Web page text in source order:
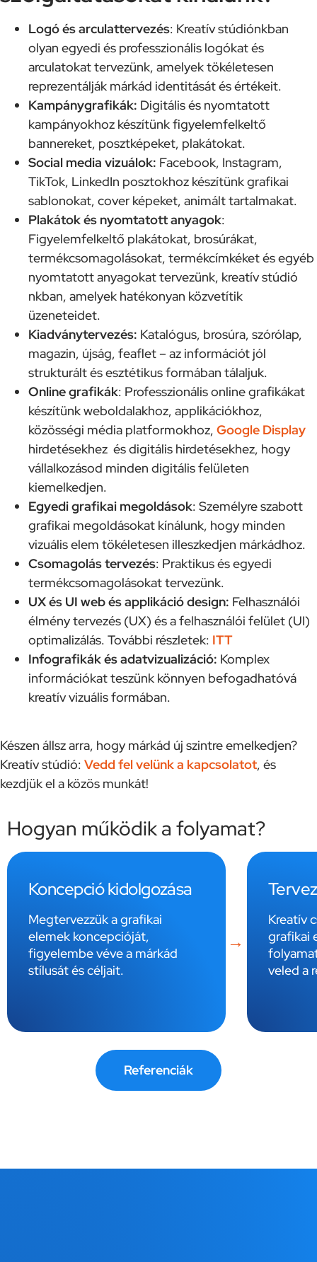
Logó és arculattervezés: Kreatív stúdiónkban
olyan egyedi és professzionális logókat és
arculatokat tervezünk, amelyek tökéletesen
reprezentálják márkád identitását és értékeit.
Kampánygrafikák: Digitális és nyomtatott
kampányokhoz készítünk figyelemfelkeltő
bannereket, posztképeket, plakátokat.
Social media vizuálok: Facebook, Instagram,
TikTok, LinkedIn posztokhoz készítünk grafikai
sablonokat, cover képeket, animált tartalmakat.
Plakátok és nyomtatott anyagok:
Figyelemfelkeltő plakátokat, brosúrákat,
termékcsomagolásokat, termékcímkéket és egyéb
nyomtatott anyagokat tervezünk, kreatív stúdió
nkban, amelyek hatékonyan közvetítik
üzeneteidet.
Kiadványtervezés: Katalógus, brosúra, szórólap,
magazin, újság, feaflet – az információt jól
strukturált és esztétikus formában tálaljuk.
Online grafikák: Professzionális online grafikákat
készítünk weboldalakhoz, applikációkhoz,
közösségi média platformokhoz, Google Display
hirdetésekhez és digitális hirdetésekhez, hogy
vállalkozásod minden digitális felületen
kiemelkedjen.
Egyedi grafikai megoldások: Személyre szabott
grafikai megoldásokat kínálunk, hogy minden
vizuális elem tökéletesen illeszkedjen márkádhoz.
Csomagolás tervezés: Praktikus és egyedi
termékcsomagolásokat tervezünk.
UX és UI web és applikáció design: Felhasználói
élmény tervezés (UX) és a felhasználói felület (UI)
optimalizálás. További részletek: ITT
Infografikák és adatvizualizáció: Komplex
információkat teszünk könnyen befogadhatóvá
kreatív vizuális formában.
Készen állsz arra, hogy márkád új szintre emelkedjen?
Kreatív stúdió: Vedd fel velünk a kapcsolatot, és
kezdjük el a közös munkát!
Hogyan működik a folyamat?
Koncepció kidolgozása
Megtervezzük a grafikai
elemek koncepcióját,
figyelembe véve a márkád
stílusát és céljait.
Kreatív
grafikai
veled a
Referenciák